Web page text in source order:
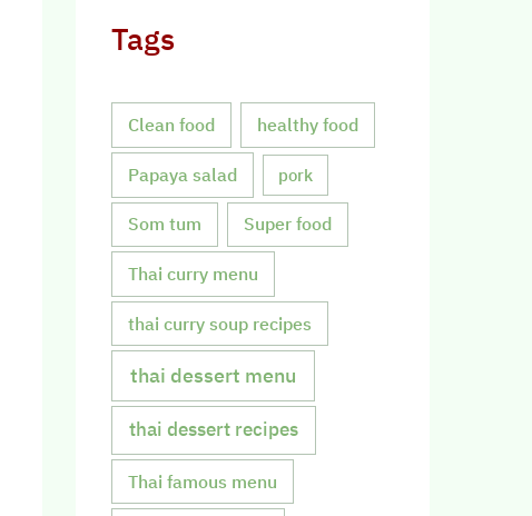
Tags
Clean food healthy food
Papaya salad pork
Som tum Super food
Thai curry menu
thai curry soup recipes
thai dessert menu
thai dessert recipes
Thai famous menu